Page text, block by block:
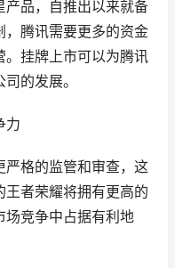
产品，自推出以来就备
，腾讯需要更多的资金
。挂牌上市可以为腾讯
的发展。
力
格的监管和审查，这
者荣耀将拥有更高的
场竞争中占据有利地